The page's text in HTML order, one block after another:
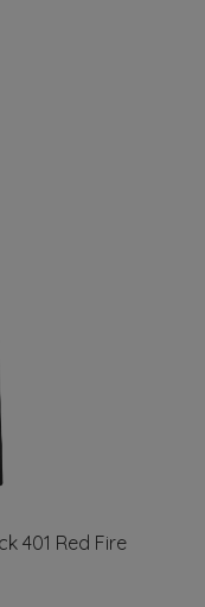
401 Red Fire